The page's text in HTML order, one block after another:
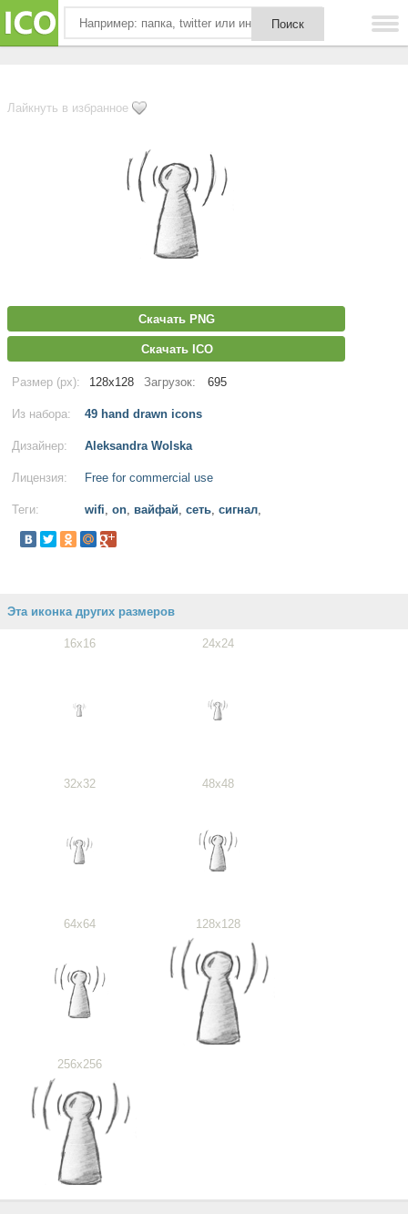
Лайкнуть в избранное
Скачать PNG
Скачать ICO
Размер (px): 128x128 Загрузок: 695
Из набора: 49 hand drawn icons
Дизайнер: Aleksandra Wolska
Лицензия: Free for commercial use
Теги: wifi, on, вайфай, сеть, сигнал,
Эта иконка других размеров
16x16 24x24
32x32 48x48
64x64 128x128
256x256